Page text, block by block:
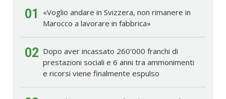
01
«Voglio andare in Svizzera, non rimanere in
Marocco a lavorare in fabbrica»
02 Dopo aver incassato 260'000 franchi di
prestazioni sociali e 6 anni tra ammonimenti
e ricorsi viene finalmente espulso